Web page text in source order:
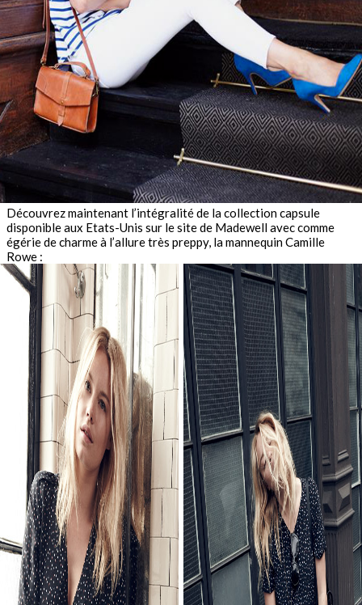
Découvrez maintenant l’intégralité de la collection capsule
disponible aux Etats-Unis sur le site de Madewell avec comme
égérie de charme à l’allure très preppy, la mannequin Camille
Rowe :